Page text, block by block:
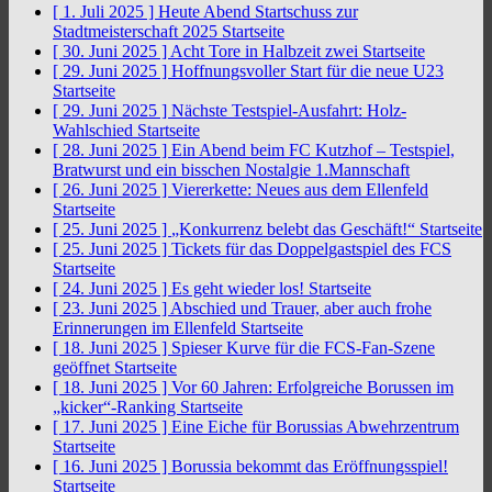
[ 1. Juli 2025 ] Heute Abend Startschuss zur
Stadtmeisterschaft 2025 Startseite
[ 30. Juni 2025 ] Acht Tore in Halbzeit zwei Startseite
[ 29. Juni 2025 ] Hoffnungsvoller Start für die neue U23
Startseite
[ 29. Juni 2025 ] Nächste Testspiel-Ausfahrt: Holz-
Wahlschied Startseite
[ 28. Juni 2025 ] Ein Abend beim FC Kutzhof – Testspiel,
Bratwurst und ein bisschen Nostalgie 1.Mannschaft
[ 26. Juni 2025 ] Viererkette: Neues aus dem Ellenfeld
Startseite
[ 25. Juni 2025 ] „Konkurrenz belebt das Geschäft!“ Startseite
[ 25. Juni 2025 ] Tickets für das Doppelgastspiel des FCS
Startseite
[ 24. Juni 2025 ] Es geht wieder los! Startseite
[ 23. Juni 2025 ] Abschied und Trauer, aber auch frohe
Erinnerungen im Ellenfeld Startseite
[ 18. Juni 2025 ] Spieser Kurve für die FCS-Fan-Szene
geöffnet Startseite
[ 18. Juni 2025 ] Vor 60 Jahren: Erfolgreiche Borussen im
„kicker“-Ranking Startseite
[ 17. Juni 2025 ] Eine Eiche für Borussias Abwehrzentrum
Startseite
[ 16. Juni 2025 ] Borussia bekommt das Eröffnungsspiel!
Startseite